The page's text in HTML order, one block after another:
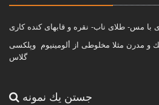
با مس- طلاى ناب- نقره و قابهاى كنده كارى
و مدرن مثلا مخلوطى از ألومينيوم وپلكسى
گلاس
جستن يك نمونه